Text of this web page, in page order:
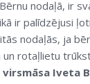
nodaļā, ir
ir palīdzējusi
nodaļās, ja
un rotaļlietu
virsmāsa Iveta